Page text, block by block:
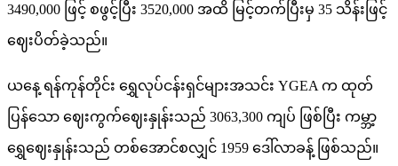
3490,000 ဖြင့် စဖွင့်ပြီး 3520,000 အထိ မြင့်တက်ပြီးမှ 35 သိန်းဖြင့်
ဈေးပိတ်ခဲ့သည်။
ယနေ့ ရန်ကုန်တိုင်း ရွှေလုပ်ငန်းရှင်များအသင်း YGEA က ထုတ်
ပြန်သော ဈေးကွက်ဈေးနှုန်းသည် 3063,300 ကျပ် ဖြစ်ပြီး ကမ္ဘာ့
ရွှေဈေးနှုန်းသည် တစ်အောင်စလျှင် 1959 ဒေါ်လာခန့် ဖြစ်သည်။